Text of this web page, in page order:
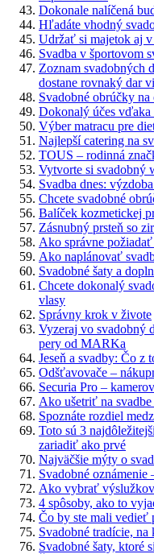
Dokonale nalíčená
Hľadáte vhodný
Udržať si majetok aj
Svadba v športovom
Zoznam svadobných
dostane rovnaký dar
Svadobné obrúčky
Dokonalý účes vďaka
Výber matracu pre
Najlepší catering na
TOUS – rodinná
Vytvorte si svadobný
Svadba dnes:
Chcete svadobné
Balíček kozmetickej
Zásnubný prsteň so
Ako správne
Ako naplánovať
Svadobné šaty a
Chcete dokonalý
vlasy
Správny krok v živote
Vyzeraj vo svadobný
pery od MARKa
Jeseň a svadby: Čo z
Odšťavovače –
Securia Pro –
Ako ušetriť na
Spoznáte rozdiel
Toto sú 3
zariadiť ako prvé
Najväčšie mýty o
Svadobné
Ako vybrať
4 spôsoby, ako to
Čo by ste mali vedieť
Svadobné tradície,
Svadobné šaty, ktoré